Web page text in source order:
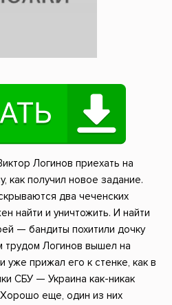
Логинов приехать на
как получил новое задание.
два чеченских
найти и уничтожить. И найти
— бандиты похитили дочку
трудом Логинов вышел на
уже прижал его к стенке, как в
СБУ — Украина как-никак
еще, один из них